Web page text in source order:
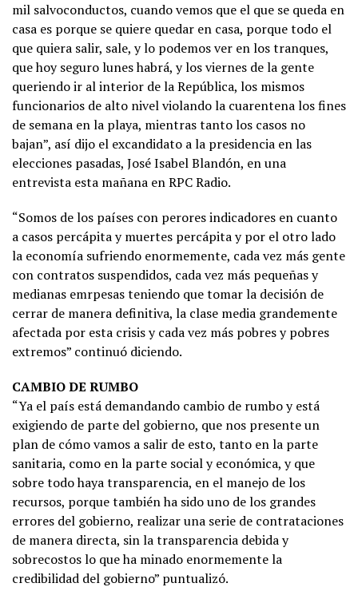
mil salvoconductos, cuando vemos que el que se queda en
casa es porque se quiere quedar en casa, porque todo el
que quiera salir, sale, y lo podemos ver en los tranques,
que hoy seguro lunes habrá, y los viernes de la gente
queriendo ir al interior de la República, los mismos
funcionarios de alto nivel violando la cuarentena los fines
de semana en la playa, mientras tanto los casos no
bajan”, así dijo el excandidato a la presidencia en las
elecciones pasadas, José Isabel Blandón, en una
entrevista esta mañana en RPC Radio.
“Somos de los países con perores indicadores en cuanto
a casos percápita y muertes percápita y por el otro lado
la economía sufriendo enormemente, cada vez más gente
con contratos suspendidos, cada vez más pequeñas y
medianas emrpesas teniendo que tomar la decisión de
cerrar de manera definitiva, la clase media grandemente
afectada por esta crisis y cada vez más pobres y pobres
extremos” continuó diciendo.
CAMBIO DE RUMBO
“Ya el país está demandando cambio de rumbo y está
exigiendo de parte del gobierno, que nos presente un
plan de cómo vamos a salir de esto, tanto en la parte
sanitaria, como en la parte social y económica, y que
sobre todo haya transparencia, en el manejo de los
recursos, porque también ha sido uno de los grandes
errores del gobierno, realizar una serie de contrataciones
de manera directa, sin la transparencia debida y
sobrecostos lo que ha minado enormemente la
credibilidad del gobierno” puntualizó.